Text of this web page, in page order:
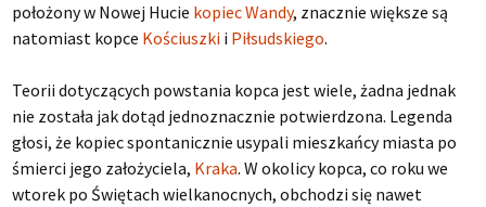
położony w Nowej Hucie kopiec Wandy, znacznie większe są
natomiast kopce Kościuszki i Piłsudskiego.
Teorii dotyczących powstania kopca jest wiele, żadna jednak
nie została jak dotąd jednoznacznie potwierdzona. Legenda
głosi, że kopiec spontanicznie usypali mieszkańcy miasta po
śmierci jego założyciela, Kraka. W okolicy kopca, co roku we
wtorek po Świętach wielkanocnych, obchodzi się nawet